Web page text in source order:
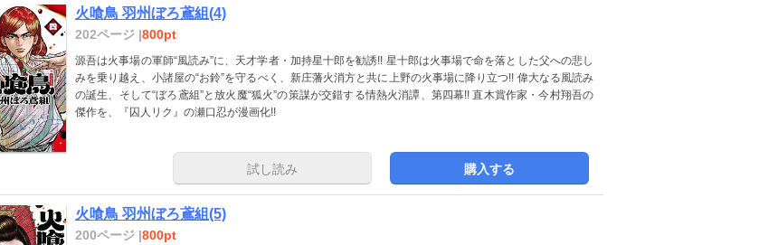
火喰鳥 羽州ぼろ鳶組(4)
202ページ |800pt
源吾は火事場の軍師“風読み”に、天才学者・加持星十郎を勧誘!! 星十郎は火事場で命を落とした父への悲し
みを乗り越え、小諸屋の“お鈴”を守るべく、新庄藩火消方と共に上野の火事場に降り立つ!! 偉大なる風読み
の誕生、そして“ぼろ鳶組”と放火魔“狐火”の策謀が交錯する情熱火消譚、第四幕!! 直木賞作家・今村翔吾の
傑作を、『囚人リク』の瀬口忍が漫画化!!
試し読み 購入する
火喰鳥 羽州ぼろ鳶組(5)
200ページ |800pt